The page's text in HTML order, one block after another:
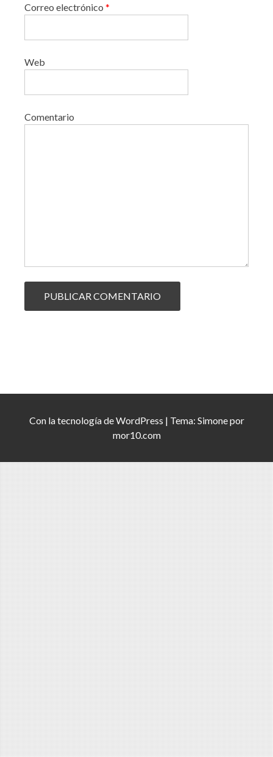
Correo electrónico *
Web
Comentario
Con la tecnología deWordPress | Tema: Simonepor
mor10.com